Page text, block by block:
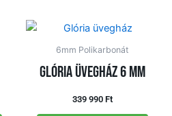
6mm Polikarbonát
Glória üvegház 6 mm
339 990 Ft